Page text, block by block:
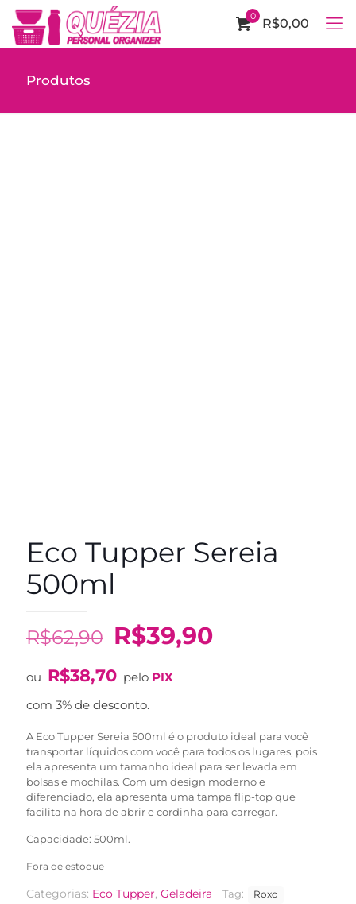
0 R$0,00
Produtos
Eco Tupper Sereia
500ml
R$62,90 O
original
era:
R$62,90.
R$39,90O
R$39,90.
ou R$38,70 pelo PIX
com 3% de desconto.
A Eco Tupper Sereia 500ml é o produto ideal para você
transportar líquidos com você para todos os lugares, pois
ela apresenta um tamanho ideal para ser levada em
bolsas e mochilas. Com um design moderno e
diferenciado, ela apresenta uma tampa flip-top que
facilita na hora de abrir e cordinha para carregar.
Capacidade: 500ml.
Fora de estoque
Categorias: Eco Tupper, Geladeira Tag: Roxo